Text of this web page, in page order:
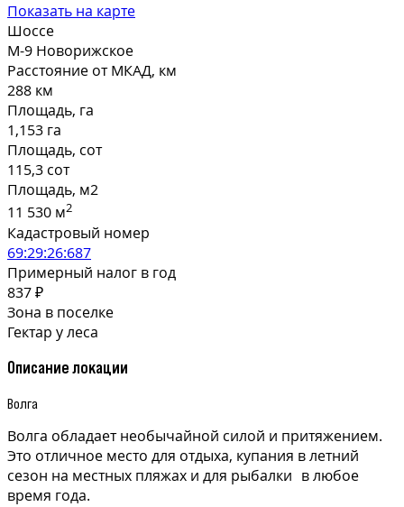
Показать на карте
Шоссе
М-9 Новорижское
Расстояние от МКАД, км
288 км
Площадь, га
1,153 га
Площадь, сот
115,3 сот
Площадь, м2
11 530 м2
Кадастровый номер
69:29:26:687
Примерный налог в год
837 ₽
Зона в поселке
Гектар у леса
Описание локации
Волга
Волга обладает необычайной силой и притяжением.
Это отличное место для отдыха, купания в летний
сезон на местных пляжах и для рыбалки в любое
время года.